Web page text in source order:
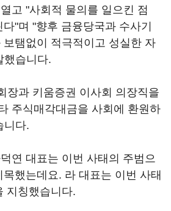
고 "사회적 물의를 일으킨 점
"며 "향후 금융당국과 수사기
탬없이 적극적이고 성실한 자
했습니다.
장과 키움증권 이사회 의장직을
주식매각대금을 사회에 환원하
니다.
연 대표는 이번 사태의 주범으
했는데요. 라 대표는 이번 사태
지칭했습니다.